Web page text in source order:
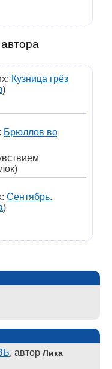
Кузница грёз
)
Брюллов во
Сентябрь.
)
, автор Лика